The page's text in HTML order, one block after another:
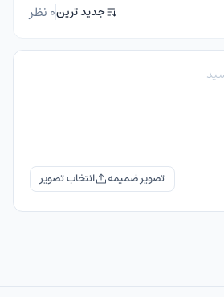
جدید ترین0 نظر
تصویر ضمیمه